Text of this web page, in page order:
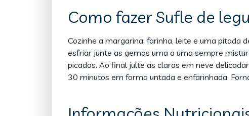
Como fazer Sufle de
Cozinhe a margarina, farinha, leite e uma pitada
esfriar junte as gemas uma a uma sempre
picados. Ao final julte as claras em neve
30 minutos em forma untada e enfarinhada.